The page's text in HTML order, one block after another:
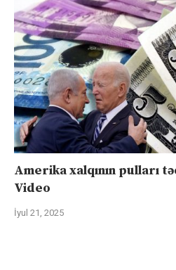
Amerika xalqının pulları
Video
İyul 21, 2025